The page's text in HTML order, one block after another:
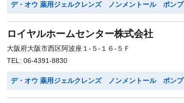
デ・オウ 薬用ジェルクレンズ ノンメントール ポンプ
ロイヤルホームセンター株式会社
大阪府大阪市西区阿波座１-５-１６-５Ｆ
TEL: 06-4391-8830
デ・オウ 薬用ジェルクレンズ ノンメントール ポンプ